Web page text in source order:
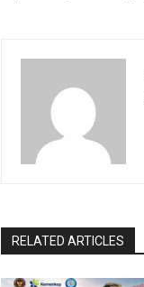
RELATED ARTICLES